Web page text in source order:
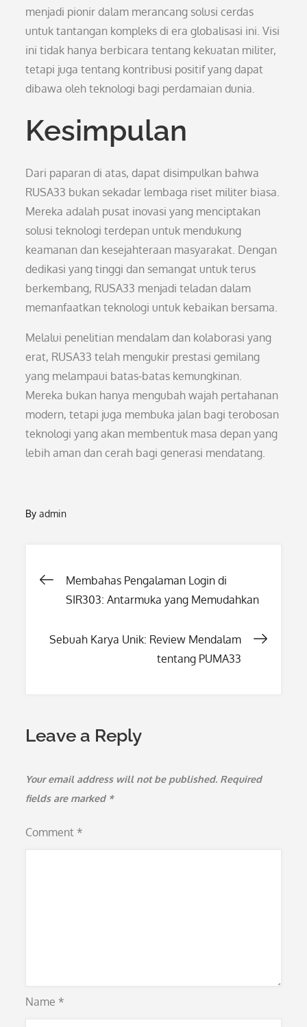
menjadi pionir dalam merancang solusi cerdas
untuk tantangan kompleks di era globalisasi ini. Visi
ini tidak hanya berbicara tentang kekuatan militer,
tetapi juga tentang kontribusi positif yang dapat
dibawa oleh teknologi bagi perdamaian dunia.
Kesimpulan
Dari paparan di atas, dapat disimpulkan bahwa
RUSA33 bukan sekadar lembaga riset militer biasa.
Mereka adalah pusat inovasi yang menciptakan
solusi teknologi terdepan untuk mendukung
keamanan dan kesejahteraan masyarakat. Dengan
dedikasi yang tinggi dan semangat untuk terus
berkembang, RUSA33 menjadi teladan dalam
memanfaatkan teknologi untuk kebaikan bersama.
Melalui penelitian mendalam dan kolaborasi yang
erat, RUSA33 telah mengukir prestasi gemilang
yang melampaui batas-batas kemungkinan.
Mereka bukan hanya mengubah wajah pertahanan
modern, tetapi juga membuka jalan bagi terobosan
teknologi yang akan membentuk masa depan yang
lebih aman dan cerah bagi generasi mendatang.
Byadmin
Post
Membahas Pengalaman Login di
SIR303: Antarmuka yang Memudahkan
Sebuah Karya Unik: Review Mendalam
tentang PUMA33
Leave a Reply
Your email address will not be published. Required
fields are marked *
Comment *
Name *